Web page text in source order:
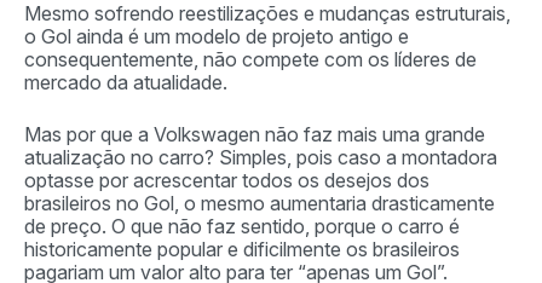
Mesmo sofrendo reestilizações e mudanças estruturais,
o Gol ainda é um modelo de projeto antigo e
consequentemente, não compete com os líderes de
mercado da atualidade.
Mas por que a Volkswagen não faz mais uma grande
atualização no carro? Simples, pois caso a montadora
optasse por acrescentar todos os desejos dos
brasileiros no Gol, o mesmo aumentaria drasticamente
de preço. O que não faz sentido, porque o carro é
historicamente popular e dificilmente os brasileiros
pagariam um valor alto para ter “apenas um Gol”.